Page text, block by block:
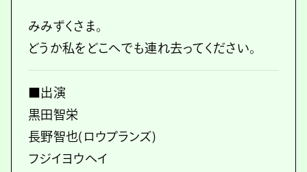
みみずくさま。
どうか私をどこへでも連れ去ってください。
■出演
黒田智栄
長野智也(ロウプランズ)
フジイヨウヘイ